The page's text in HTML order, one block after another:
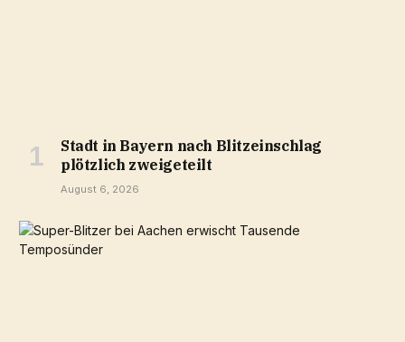
Stadt in Bayern nach Blitzeinschlag
plötzlich zweigeteilt
August 6, 2026